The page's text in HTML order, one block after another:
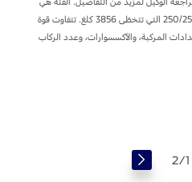
1
/
2
شاحنات البيك أب الكبيرة الحجم 250/2500 التي تتخطّى 3856 كلغ. تتفاوت قوة